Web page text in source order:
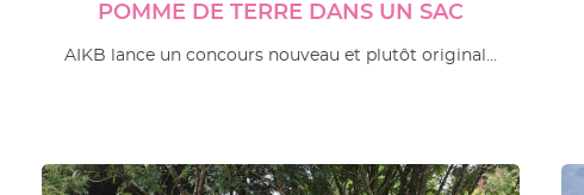
POMME DE TERRE DANS UN SAC
AIKB lance un concours nouveau et plutôt original…